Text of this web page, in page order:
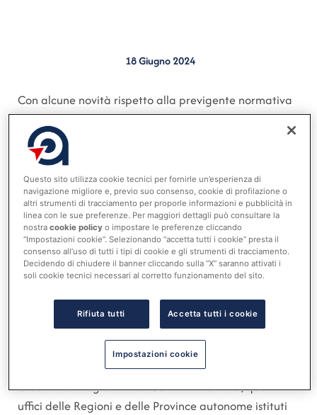
18 Giugno 2024
Con alcune novità rispetto alla previgente normativa
il nuovo Codice dei contratti pubblici ha confermato
l’obbligo di redigere e pubblicare il programma
triennale dei lavori ed il programma, anch’esso ora
triennale, degli acquisti di beni e servizi. In particolare,
con riferimento all’art.37, l’allegato I.5 al Codice, che
descrive gli elementi della programmazione, si
compone di 10 articoli, nonché di schemi tipo (schede)
per la programmazione dei lavori pubblici, di cui uno
riferito all’elenco annuale, e per la programmazione
necessarie indicazioni per la redazione e la
pubblicazione delle schede, nonché dei loro eventuali
aggiornamenti in corso d’anno. Le presenti istruzioni
sono curate ed aggiornate dalla Rete degli
Osservatori Regionali dei Contratti Pubblici, quali
uffici delle Regioni e delle Province autonome istituti
Questo sito utilizza cookie tecnici per fornirle un’esperienza di
navigazione migliore e, previo suo consenso, cookie di profilazione o
altri strumenti di tracciamento per proporle informazioni e pubblicità in
linea con le sue preferenze. Per maggiori dettagli può consultare la
nostracookie policy o impostare le preferenze cliccando
“Impostazioni cookie”. Selezionando “accetta tutti i cookie” presta il
consenso all’uso di tutti i tipi di cookie e gli strumenti di tracciamento.
Decidendo di chiudere il banner cliccando sulla “X” saranno attivati i
soli cookie tecnici necessari al corretto funzionamento del sito.
Rifiuta tutti Accetta tutti i cookie
Impostazioni cookie